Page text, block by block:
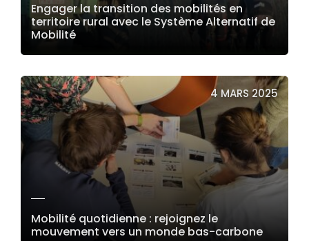
Engager la transition des mobilités en
territoire rural avec le Système Alternatif de
Mobilité
LIRE LA SUITE
4 MARS 2025
Mobilité quotidienne : rejoignez le
mouvement vers un monde bas-carbone